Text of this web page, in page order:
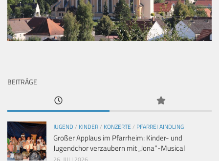
BEITRÄGE
JUGEND / KINDER/ KONZERTE / PFARREI AINDLING
Großer Applaus im Pfarrheim: Kinder- und
Jugendchor verzaubern mit „Jona“-Musical